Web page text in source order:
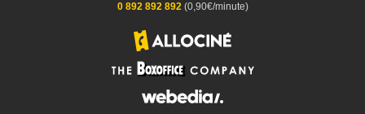
0 892 892 892(0,90€/minute)